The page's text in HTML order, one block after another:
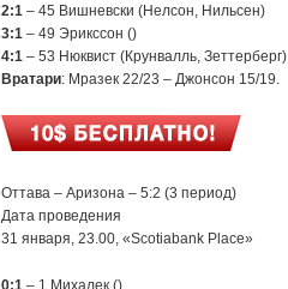
2:1– 45 Вишневски (Нелсон, Нильсен)
3:1– 49 Эрикссон ()
4:1– 53 Нюквист (Крунвалль, Зеттерберг)
Вратари: Мразек 22/23 – Джонсон 15/19.
Оттава – Аризона – 5:2 (3 период)
Дата проведения
31 января, 23.00, «Scotiabank Place»
0:1– 1 Михалек ()